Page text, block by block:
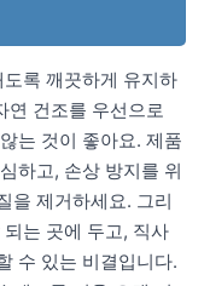
록 깨끗하게 유지하
연 건조를 우선으로
는 것이 좋아요. 제품
하고, 손상 방지를 위
을 제거하세요. 그리
는 곳에 두고, 직사
수 있는 비결입니다.